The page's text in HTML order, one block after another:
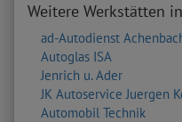
Weitere Werkstätten
ad-Autodienst
Autoglas ISA
Jenrich u. Ader
JK Autoservice Juergen
Automobil Technik